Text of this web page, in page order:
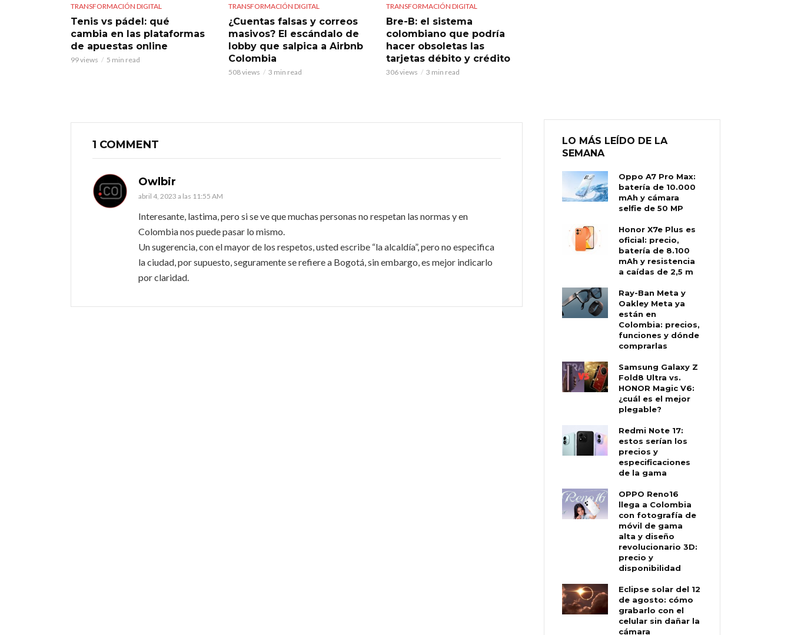
TRANSFORMACIÓN DIGITAL
Tenis vs pádel: qué
cambia en las plataformas
de apuestas online
99 views 5 min read
TRANSFORMACIÓN DIGITAL
¿Cuentas falsas y correos
masivos? El escándalo de
lobby que salpica a Airbnb
Colombia
508 views 3 min read
TRANSFORMACIÓN DIGITAL
Bre-B: el sistema
colombiano que podría
hacer obsoletas las
tarjetas débito y crédito
306 views 3 min read
1 COMMENT
Owlbir
abril 4, 2023 a las 11:55 AM
Interesante, lastima, pero si se ve que muchas personas no respetan las normas y en
Colombia nos puede pasar lo mismo.
Un sugerencia, con el mayor de los respetos, usted escribe “la alcaldía”, pero no especifica
la ciudad, por supuesto, seguramente se refiere a Bogotá, sin embargo, es mejor indicarlo
por claridad.
LO MÁS LEÍDO DE LA
SEMANA
Oppo A7 Pro Max:
batería de 10.000
mAh y cámara
selfie de 50 MP
Honor X7e Plus es
oficial: precio,
batería de 8.100
mAh y resistencia
a caídas de 2,5 m
Ray-Ban Meta y
Oakley Meta ya
están en
Colombia: precios,
funciones y dónde
comprarlas
Samsung Galaxy Z
Fold8 Ultra vs.
HONOR Magic V6:
¿cuál es el mejor
plegable?
Redmi Note 17:
estos serían los
precios y
especificaciones
de la gama
OPPO Reno16
llega a Colombia
con fotografía de
móvil de gama
alta y diseño
revolucionario 3D:
precio y
disponibilidad
Eclipse solar del 12
de agosto: cómo
grabarlo con el
celular sin dañar la
cámara